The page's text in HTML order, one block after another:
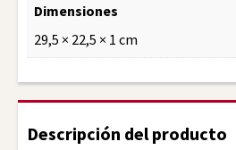
Dimensiones
29,5 × 22,5 × 1 cm
Descripción del producto